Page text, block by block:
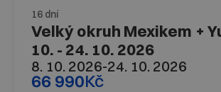
16 dní
Velký okruh Mexikem +
10. - 24. 10. 2026
8. 10. 2026-24. 10. 2026
66 990Kč